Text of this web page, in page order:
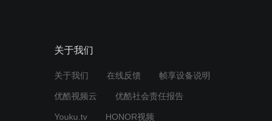
关于我们
关于我们 在线反馈 帧享设备说明
优酷视频云 优酷社会责任报告
Youku.tv HONOR视频